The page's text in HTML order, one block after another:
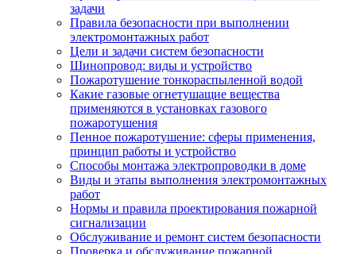
задачи
Правила безопасности при выполнении
электромонтажных работ
Цели и задачи систем безопасности
Шинопровод: виды и устройство
Пожаротушение тонкораспыленной водой
Какие газовые огнетушащие вещества
применяются в установках газового
пожаротушения
Пенное пожаротушение: сферы применения,
принцип работы и устройство
Способы монтажа электропроводки в доме
Виды и этапы выполнения электромонтажных
работ
Нормы и правила проектирования пожарной
сигнализации
Обслуживание и ремонт систем безопасности
Проверка и обслуживание пожарной